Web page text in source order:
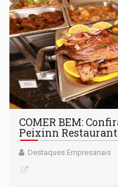
COMER BEM:
Peixinn
Destaques Empresariais